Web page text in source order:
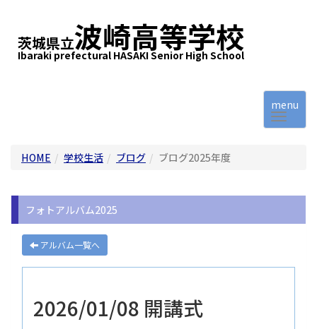
茨城県立波崎高等学校
Ibaraki prefectural HASAKI Senior High School
menu
HOME 学校生活 ブログ ブログ2025年度
フォトアルバム2025
アルバム一覧へ
2026/01/08 開講式